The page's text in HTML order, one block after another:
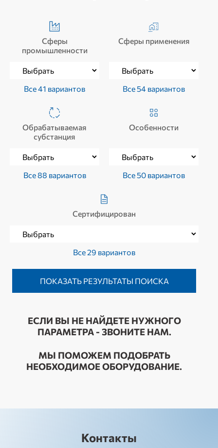
Сферы
промышленности
Все 41 вариантов
Сферы применения
Все 54 вариантов
Обрабатываемая
субстанция
Все 88 вариантов
Особенности
Все 50 вариантов
Сертифицирован
Все 29 вариантов
ЕСЛИ ВЫ НЕ НАЙДЕТЕ НУЖНОГО
ПАРАМЕТРА - ЗВОНИТЕ НАМ.
МЫ ПОМОЖЕМ ПОДОБРАТЬ
НЕОБХОДИМОЕ ОБОРУДОВАНИЕ.
Контакты